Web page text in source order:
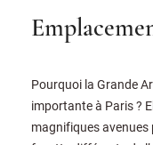
Pourquoi la Grande
importante à Paris ?
magnifiques avenues